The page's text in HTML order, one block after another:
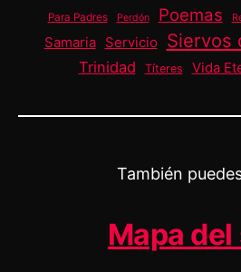
Para Padres Perdón Poemas
Samaria
Servicio Siervos
Trinidad Títeres Vida
También
Mapa